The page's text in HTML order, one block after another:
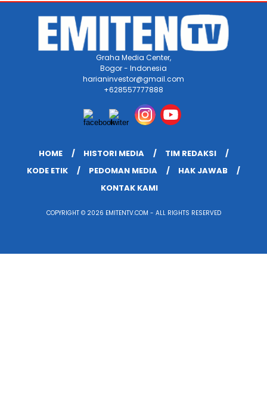
Graha Media Center,
Bogor - Indonesia
harianinvestor@gmail.com
+628557777888
HOME HISTORI MEDIA
TIM REDAKSI
KODE ETIK
PEDOMAN MEDIA
HAK JAWAB
KONTAK KAMI
COPYRIGHT © 2026 EMITENTV.COM - ALL RIGHTS RESERVED